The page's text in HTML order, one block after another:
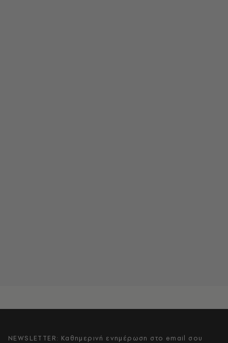
NEWSLETTER: Καθημερινή ενημέρωση στο email σου